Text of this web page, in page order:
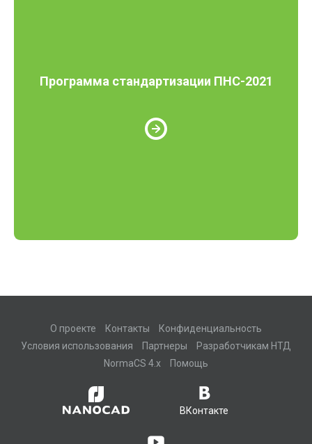
Программа стандартизации ПНС-2021
О проекте Контакты
Конфиденциальность
Условия использования
Партнеры
Разработчикам НТД
NormaCS 4.x
Помощь
ВКонтакте